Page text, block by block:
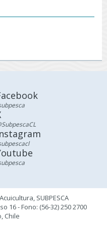
SUBPESCA
16 - Fono: (56-32) 250 2700
Chile